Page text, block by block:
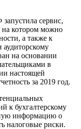
сервис,
на котором можно
а также к
аудиторскому
на основании
в
настоящей
за 2019 год.
к бухгалтерскому
информацию о
налоговые риски.